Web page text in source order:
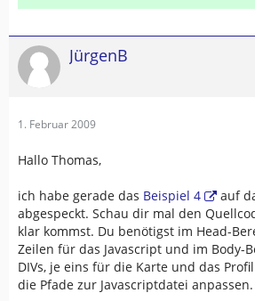
JürgenB
1. Februar 2009
Hallo Thomas,
ich habe gerade das Beispiel 4
auf
abgespeckt. Schau dir mal den
klar kommst. Du benötigst im Head-
Zeilen für das Javascript und im Body-
DIVs, je eins für die Karte und das
die Pfade zur Javascriptdatei anpassen.